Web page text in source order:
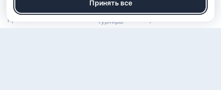
Принять все
Прогнозы Рейтинг Турниры Арена Войти